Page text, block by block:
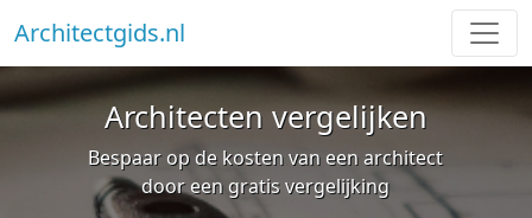
Architectgids.nl
Architecten vergelijken
Bespaar op de kosten van een architect
door een gratis vergelijking